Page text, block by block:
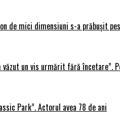
de mici dimensiuni s-a prăbușit
văzut un vis urmărit fără
Park”. Actorul avea 78 de ani